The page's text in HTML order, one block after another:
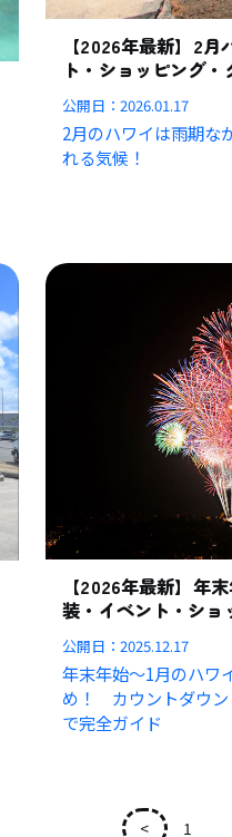
【2026年最新】2
ト・ショッピング・
公開日：2026.01.17
2月のハワイは雨期な
れる気候！
【2026年最新】年
装・イベント・ショ
公開日：2025.12.17
年末年始～1月のハワ
め！ カウントダウン
で完全ガイド
< 1